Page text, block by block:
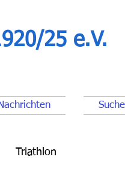
25 e.V.
Triathlon